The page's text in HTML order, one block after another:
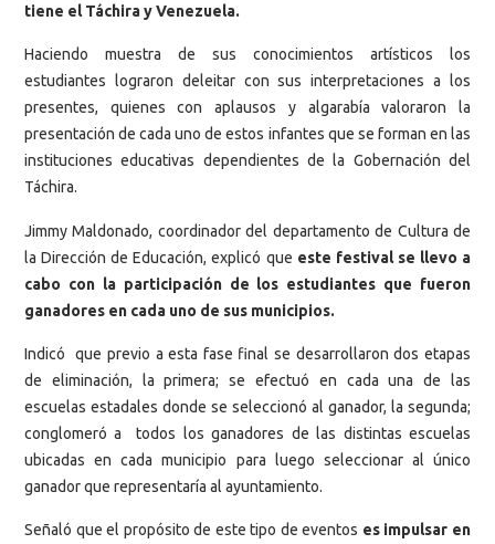
tiene el Táchira y Venezuela.
Haciendo muestra de sus conocimientos artísticos los
estudiantes lograron deleitar con sus interpretaciones a los
presentes, quienes con aplausos y algarabía valoraron la
presentación de cada uno de estos infantes que se forman en las
instituciones educativas dependientes de la Gobernación del
Táchira.
Jimmy Maldonado, coordinador del departamento de Cultura de
la Dirección de Educación, explicó que este festival se llevo a
cabo con la participación de los estudiantes que fueron
ganadores en cada uno de sus municipios.
Indicó que previo a esta fase final se desarrollaron dos etapas
de eliminación, la primera; se efectuó en cada una de las
escuelas estadales donde se seleccionó al ganador, la segunda;
conglomeró a todos los ganadores de las distintas escuelas
ubicadas en cada municipio para luego seleccionar al único
ganador que representaría al ayuntamiento.
Señaló que el propósito de este tipo de eventos es impulsar en